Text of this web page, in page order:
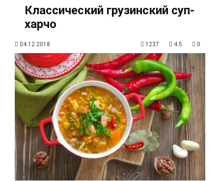
Классический грузинский суп-
харчо
04.12.2018 1237 4.5 0